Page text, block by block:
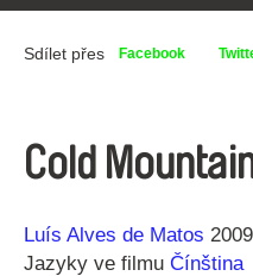
Sdílet přes Facebook
Cold
Režie
Luís Alves de Matos
Rok 2009
Jazyky ve filmu Čínština